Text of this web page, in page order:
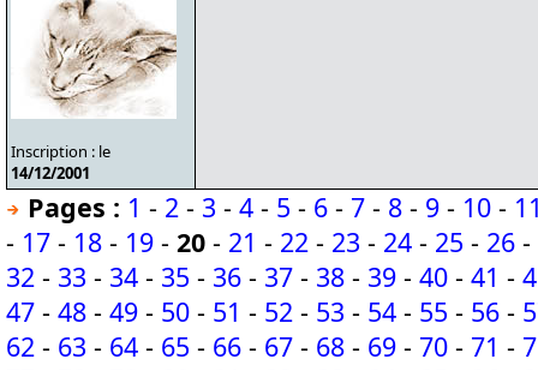
Inscription : le
14/12/2001
Pages : 1 - 2 - 3 - 4 - 5 - 6 - 7 - 8 - 9 - 10 -
- 17 - 18 - 19 - 20 - 21 - 22 - 23 - 24 - 25 - 26 -
32 - 33 - 34 - 35 - 36 - 37 - 38 - 39 - 40 - 41 -
47 - 48 - 49 - 50 - 51 - 52 - 53 - 54 - 55 - 56 -
62 - 63 - 64 - 65 - 66 - 67 - 68 - 69 - 70 - 71 -